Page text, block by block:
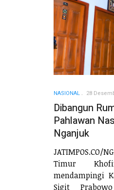
NASIONAL 28
Dibangun
Pahlawan
Nganjuk
Timur
mendampingi
Sigit